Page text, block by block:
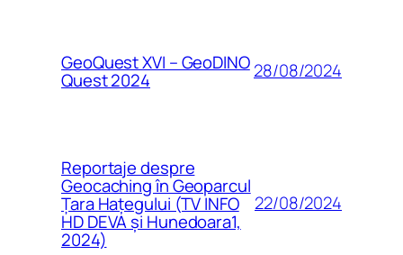
GeoQuest XVI – GeoDINO
Quest 2024 28/08/2024
Reportaje despre
Geocaching în Geoparcul
Țara Hațegului (TV INFO
HD DEVA și Hunedoara1,
2024)
22/08/2024